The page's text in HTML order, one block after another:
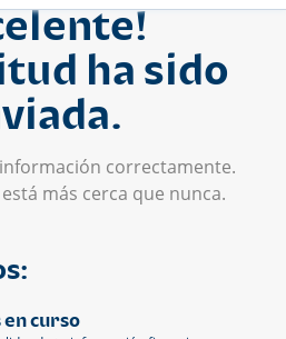
ha sido
correctamente.
más cerca que nunca.
en curso